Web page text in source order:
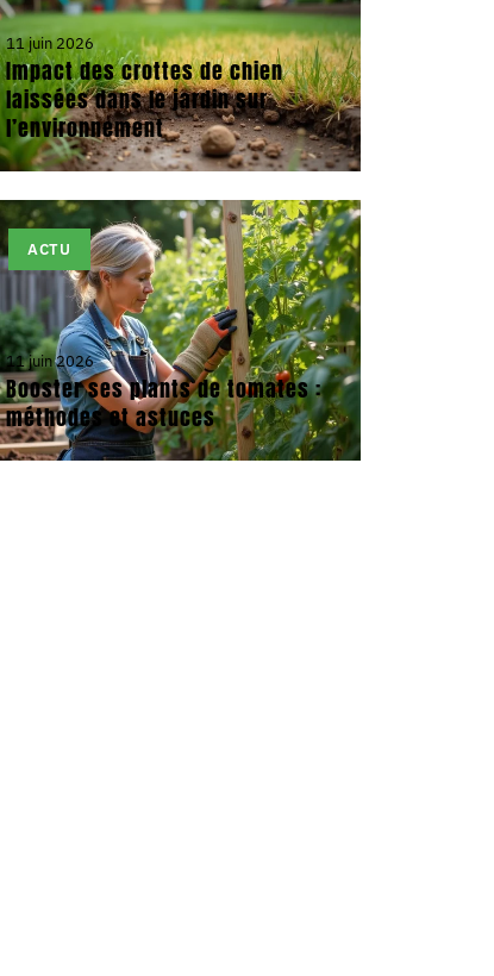
11 juin 2026
Impact des crottes de chien
laissées dans le jardin sur
l’environnement
ACTU
11 juin 2026
Booster ses plants de tomates :
méthodes et astuces